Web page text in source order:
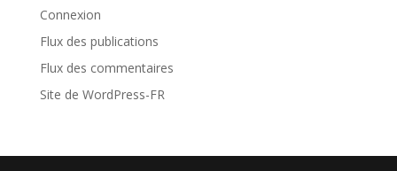
Connexion
Flux des publications
Flux des commentaires
Site de WordPress-FR